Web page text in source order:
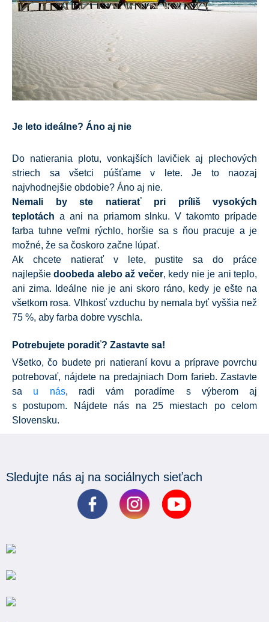
Je leto ideálne? Áno aj nie
Do natierania plotu, vonkajších lavičiek aj plechových
striech sa všetci púšťame v lete. Je to naozaj
najvhodnejšie obdobie? Áno aj nie.
Nemali by ste natierať pri príliš vysokých
teplotách a ani na priamom slnku. V takomto prípade
farba tuhne veľmi rýchlo, horšie sa s ňou pracuje a je
možné, že sa čoskoro začne lúpať.
Ak chcete natierať v lete, pustite sa do práce
najlepšiedoobeda alebo až večer, kedy nie je ani teplo,
ani zima. Ideálne nie je ani skoro ráno, kedy je ešte na
všetkom rosa. Vlhkosť vzduchu by nemala byť vyššia než
75 %, aby farba dobre vyschla.
Potrebujete poradiť? Zastavte sa!
Všetko, čo budete pri natieraní kovu a príprave povrchu
potrebovať, nájdete na predajniach Dom farieb. Zastavte
sa u nás, radi vám poradíme s výberom aj
s postupom.
Nájdete nás na 25 miestach po celom
Slovensku.
Sledujte nás aj na sociálnych sieťach